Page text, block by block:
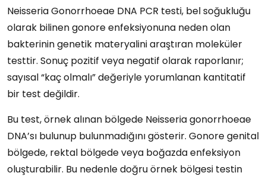
Neisseria Gonorrhoeae DNA PCR testi, bel soğukluğu
olarak bilinen gonore enfeksiyonuna neden olan
bakterinin genetik materyalini araştıran moleküler
testtir. Sonuç pozitif veya negatif olarak raporlanır;
sayısal “kaç olmalı” değeriyle yorumlanan kantitatif
bir test değildir.
Bu test, örnek alınan bölgede Neisseria gonorrhoeae
DNA’sı bulunup bulunmadığını gösterir. Gonore genital
bölgede, rektal bölgede veya boğazda enfeksiyon
oluşturabilir. Bu nedenle doğru örnek bölgesi testin